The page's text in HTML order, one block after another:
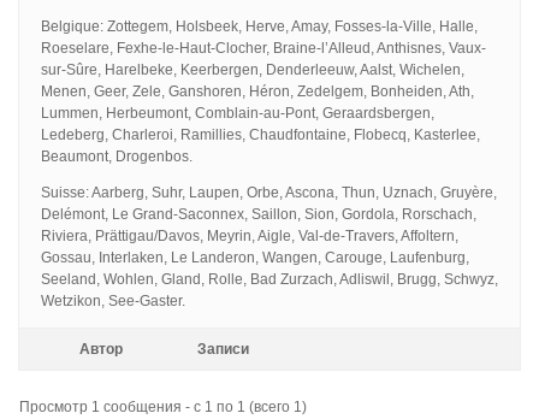
Belgique: Zottegem, Holsbeek, Herve, Amay, Fosses-la-Ville, Halle,
Roeselare, Fexhe-le-Haut-Clocher, Braine-l’Alleud, Anthisnes, Vaux-
sur-Sûre, Harelbeke, Keerbergen, Denderleeuw, Aalst, Wichelen,
Menen, Geer, Zele, Ganshoren, Héron, Zedelgem, Bonheiden, Ath,
Lummen, Herbeumont, Comblain-au-Pont, Geraardsbergen,
Ledeberg, Charleroi, Ramillies, Chaudfontaine, Flobecq, Kasterlee,
Beaumont, Drogenbos.
Suisse: Aarberg, Suhr, Laupen, Orbe, Ascona, Thun, Uznach, Gruyère,
Delémont, Le Grand-Saconnex, Saillon, Sion, Gordola, Rorschach,
Riviera, Prättigau/Davos, Meyrin, Aigle, Val-de-Travers, Affoltern,
Gossau, Interlaken, Le Landeron, Wangen, Carouge, Laufenburg,
Seeland, Wohlen, Gland, Rolle, Bad Zurzach, Adliswil, Brugg, Schwyz,
Wetzikon, See-Gaster.
Автор Записи
Просмотр 1 сообщения - с 1 по 1 (всего 1)